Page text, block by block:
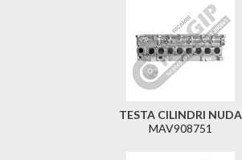
TESTA CILINDRI NUDA
MAV908751